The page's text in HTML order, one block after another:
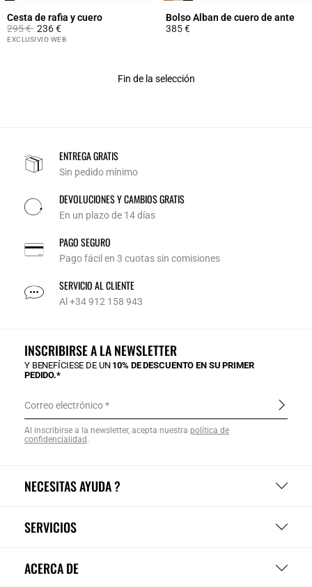
Cesta de rafia y cuero
Price reduced from
295 €to236 €
4,2 out of 5 Customer Rating
EXCLUSIVIO WEB
Bolso Alban de cuero de ante
385 €
Fin de la selección
ENTREGA GRATIS
Sin pedido mínimo
DEVOLUCIONES Y CAMBIOS GRATIS
En un plazo de 14 días
PAGO SEGURO
Pago fácil en 3 cuotas sin comisiones
SERVICIO AL CLIENTE
Al +34 912 158 943
NECESITAS AYUDA ?
SERVICIOS
ACERCA DE
INSCRIBIRSE A LA NEWSLETTER
Y BENEFÍCIESE DE UN 10% DE DESCUENTO EN SU PRIMER
PEDIDO.*
Correo electrónico
Al inscribirse a la newsletter, acepta nuestra política de
confidencialidad .